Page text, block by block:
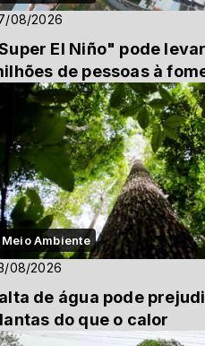
08/2026
El Niño" pode
de pessoas à
Meio Ambiente
08/2026
de água pode
do que o calor